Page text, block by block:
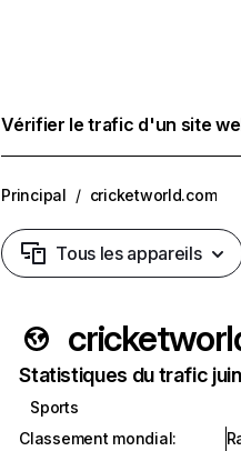
Vérifier le trafic d'un site
Principal / cricketworld.com
Tous les appareils
Statistiques du trafic
Sports
Classement mondial: